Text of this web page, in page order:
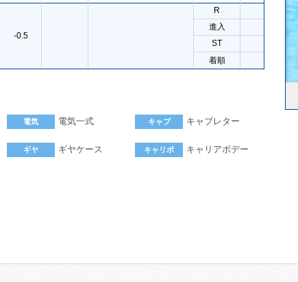
-0.5
R
進入
ST
着順
電気 電気一式 キャブ キャブレター
ギヤ ギヤケース キャリボ キャリアボデー